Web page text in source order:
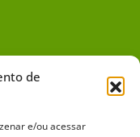
de
e/ou acessar